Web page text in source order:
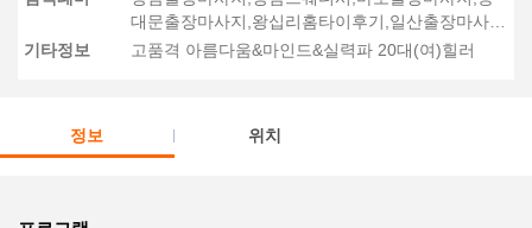
대문출장마사지,왕십리홈타이후기,일산출장마사
지,수원출장마사지,인천출장마사지
기타정보 고품격 아름다움&마인드&실력파 20대(여)힐러
정보 위치